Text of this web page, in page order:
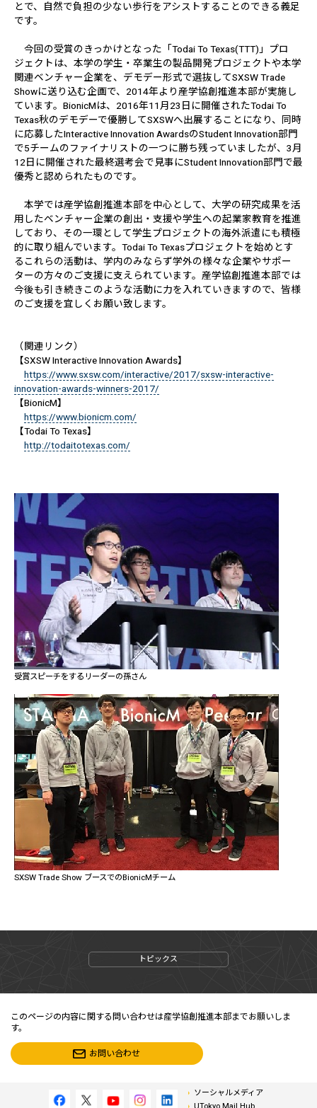
とで、自然で負担の少ない歩行をアシストすることのできる義足
です。
今回の受賞のきっかけとなった「Todai To Texas(TTT)」プロ
ジェクトは、本学の学生・卒業生の製品開発プロジェクトや本学
関連ベンチャー企業を、デモデー形式で選抜してSXSW Trade
Showに送り込む企画で、2014年より産学協創推進本部が実施し
ています。BionicMは、2016年11月23日に開催されたTodai To
Texas秋のデモデーで優勝してSXSWへ出展することになり、同時
に応募したInteractive Innovation AwardsのStudent Innovation部門
で5チームのファイナリストの一つに勝ち残っていましたが、3月
12日に開催された最終選考会で見事にStudent Innovation部門で最
優秀と認められたものです。
本学では産学協創推進本部を中心として、大学の研究成果を活
用したベンチャー企業の創出・支援や学生への起業家教育を推進
しており、その一環として学生プロジェクトの海外派遣にも積極
的に取り組んでいます。Todai To Texasプロジェクトを始めとす
るこれらの活動は、学内のみならず学外の様々な企業やサポー
ターの方々のご支援に支えられています。産学協創推進本部では
今後も引き続きこのような活動に力を入れていきますので、皆様
のご支援を宜しくお願い致します。
（関連リンク）
【SXSW Interactive Innovation Awards】
https://www.sxsw.com/interactive/2017/sxsw-interactive-
innovation-awards-winners-2017/
【BionicM】
https://www.bionicm.com/
【Todai To Texas】
http://todaitotexas.com/
受賞スピーチをするリーダーの孫さん
SXSW Trade Show ブースでのBionicMチーム
トピックス
このページの内容に関する問い合わせは産学協創推進本部までお願いしま
す。
お問い合わせ
ソーシャルメディア